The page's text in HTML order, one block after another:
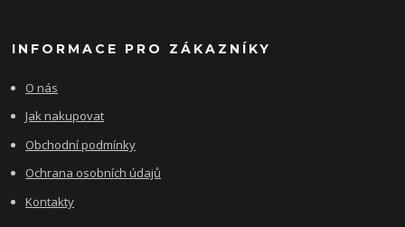
INFORMACE PRO ZÁKAZNÍKY
O nás
Jak nakupovat
Obchodní podmínky
Ochrana osobních údajů
Kontakty